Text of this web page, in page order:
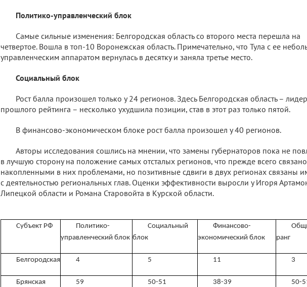
Политико-управленческий блок
Самые сильные изменения: Белгородская область со второго места перешла на
четвертое. Вошла в топ-10 Воронежская область. Примечательно, что Тула с ее
управленческим аппаратом вернулась в десятку и заняла третье место.
Социальный блок
Рост балла произошел только у 24 регионов. Здесь Белгородская область – лидер
прошлого рейтинга – несколько ухудшила позиции, став в этот раз только пятой.
В финансово-экономическом блоке рост балла произошел у 40 регионов.
Авторы исследования сошлись на мнении, что замены губернаторов пока не
в лучшую сторону на положение самых отсталых регионов, что прежде всего
накопленными в них проблемами, но позитивные сдвиги в двух регионах связаны
с деятельностью региональных глав. Оценки эффективности выросли у Игоря
Липецкой области и Романа Старовойта в Курской области.
Субъект РФ
Политико-
управленческий блок
Социальный
блок
Финансово-
экономический блок
ранг
Белгородская 4 5 11 3
Брянская 59 50-51 38-39 50-